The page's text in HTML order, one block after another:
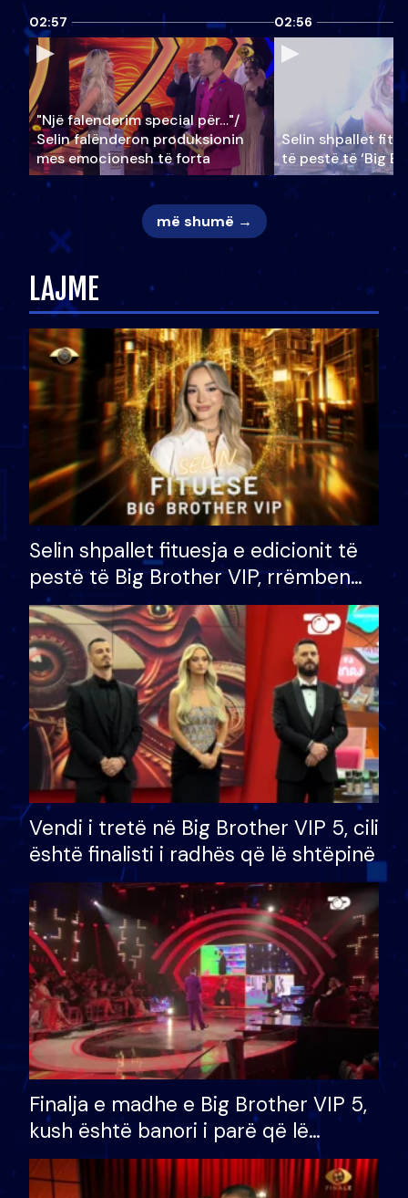
02:57
"Një falenderim special për…"/
Selin falënderon produksionin
mes emocionesh të forta
02:56
Selin shpallet
të pestë të ‘Big
më shumë →
LAJME
Selin shpallet fituesja e edicionit të
pestë të Big Brother VIP, rrëmben
çmimin e madh prej 100 mijë eurosh
Vendi i tretë në Big Brother VIP 5, cili
është finalisti i radhës që lë shtëpinë
Finalja e madhe e Big Brother VIP 5,
kush është banori i parë që lë
shtëpinë dhe humb mundësinë për
të fituar çmimin e madh